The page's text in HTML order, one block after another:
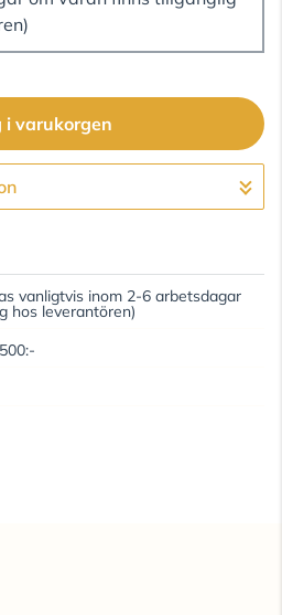
i varukorgen
till kassan
vanligtvis inom 2-6 arbetsdagar
hos leverantören)